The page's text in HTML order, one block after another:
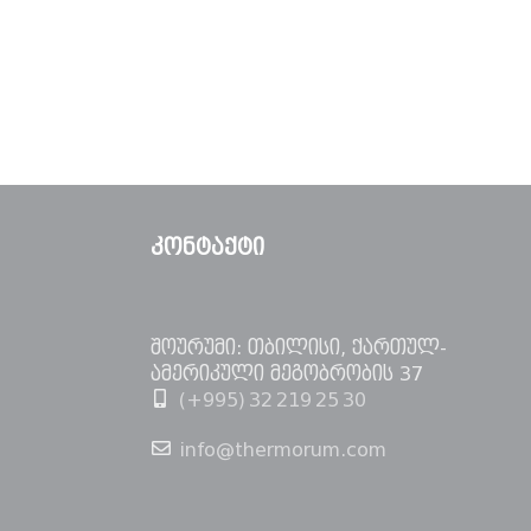
ᲙᲝᲜᲢᲐᲥᲢᲘ
შოურუმი: თბილისი, ქართულ-
ამერიკული მეგობრობის 37
(+995) 32 219 25 30
info@thermorum.com